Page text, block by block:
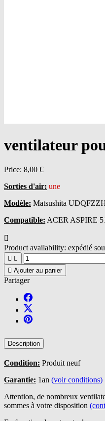
ventilateur
Price: 8,00 €
Sorties d'air: une
Modèle: Matsushita
Compatible: ACER ASPIRE

Product availability: expédié
 
 Ajouter au panier
Partager
Description
Condition: Produit neuf
Garantie: 1an (voir conditions)
Attention, de nombreux
sommes à votre disposition